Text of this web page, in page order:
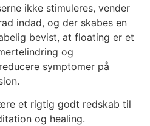
ikke stimuleres, vender
indad, og der skabes en
bevist, at floating er et
og
symptomer på
et rigtig godt redskab til
og healing.